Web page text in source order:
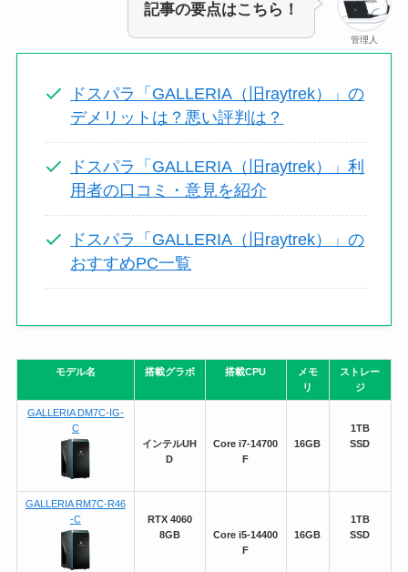
管理人
記事の要点はこちら！
ドスパラ「GALLERIA（旧raytrek）」の
デメリットは？悪い評判は？
ドスパラ「GALLERIA（旧raytrek）」利
用者の口コミ・意見を紹介
ドスパラ「GALLERIA（旧raytrek）」の
おすすめPC一覧
モデル名 搭載グラボ 搭載CPU
メモ
リ
ストレー
ジ
GALLERIA DM7C-IG-
C
インテルUH
D
Core i7-14700
F
16GB
1TB
SSD
GALLERIA RM7C-R46
-C
RTX 4060
8GB
Core i5-14400
F
16GB
1TB
SSD